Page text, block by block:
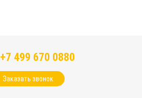
+7 499 670 0880
Заказать звонок